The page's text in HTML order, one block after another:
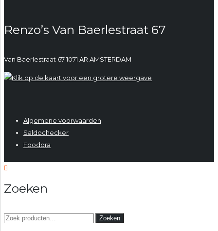
Renzo’s Van Baerlestraat 67
Van Baerlestraat 67 1071 AR AMSTERDAM
Algemene voorwaarden
Saldochecker
Foodora
Zoeken
Zoeken
Zoeken